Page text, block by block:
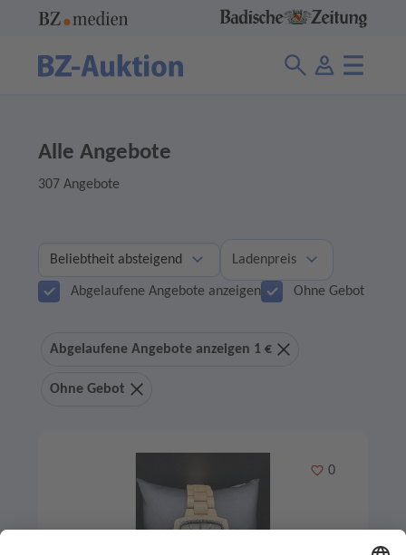
Alle Angebote
307 Angebote
Ladenpreis
Abgelaufene Angebote anzeigen Ohne Gebot
Abgelaufene Angebote anzeigen 1 €
Ohne Gebot
Merken
0